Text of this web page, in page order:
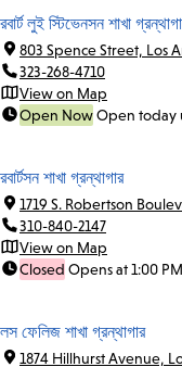
রবার্ট লুই স্টিভেনসন শাখা
803 Spence Street, Los
323-268-4710
View on Map
Open NowOpen today
রবার্টসন শাখা গ্রন্থাগার
1719 S. Robertson
310-840-2147
View on Map
Closed Opens at 1:00
লস ফেলিজ শাখা গ্রন্থাগার
1874 Hillhurst Avenue,